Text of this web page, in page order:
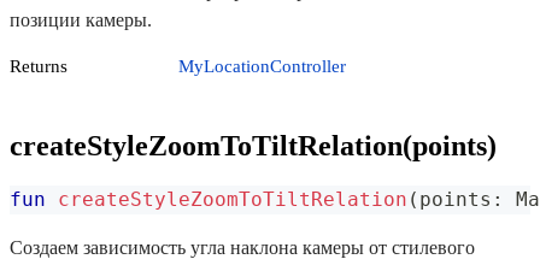
позиции камеры.
Returns MyLocationController
createStyleZoomToTiltRelation(points)
fun createStyleZoomToTiltRelation ( points :
Создаем зависимость угла наклона камеры от стилевого